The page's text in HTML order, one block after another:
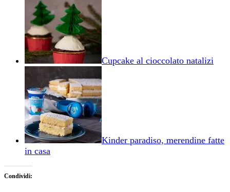
Cupcake al cioccolato natalizi
Kinder paradiso, merendine fatte
in casa
Condividi: